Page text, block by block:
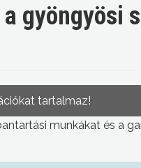
gyöngyösi
tartalmaz!
munkákat és a